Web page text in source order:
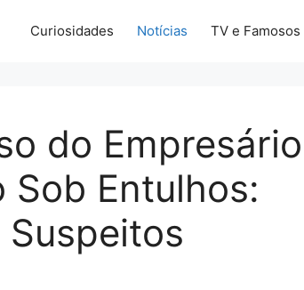
Curiosidades Notícias TV e Famosos
do Empresário
Entulhos:
Suspeitos